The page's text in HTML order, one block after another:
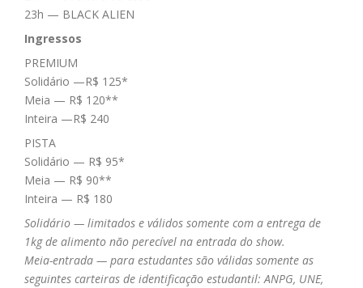
23h — BLACK ALIEN
Ingressos
PREMIUM
Solidário —R$ 125*
Meia — R$ 120**
Inteira —R$ 240
PISTA
Solidário — R$ 95*
Meia — R$ 90**
Inteira — R$ 180
Solidário — limitados e válidos somente com a entrega de
1kg de alimento não perecível na entrada do show.
Meia-entrada — para estudantes são válidas somente as
seguintes carteiras de identificação estudantil: ANPG, UNE,